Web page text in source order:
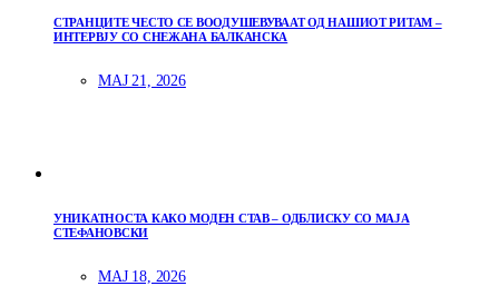
СТРАНЦИТЕ ЧЕСТО СЕ ВООДУШЕВУВААТ ОД НАШИОТ РИТАМ –
ИНТЕРВЈУ СО СНЕЖАНА БАЛКАНСКА
МАЈ 21, 2026
УНИКАТНОСТА КАКО МОДЕН СТАВ – ОДБЛИСКУ СО МАЈА
СТЕФАНОВСКИ
МАЈ 18, 2026